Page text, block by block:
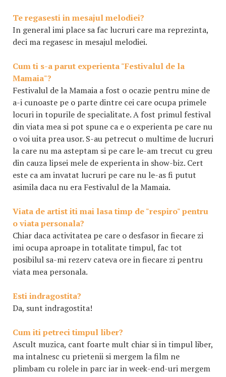
Te regasesti in mesajul melodiei?
In general imi place sa fac lucruri care ma reprezinta,
deci ma regasesc in mesajul melodiei.
Cum ti s-a parut experienta "Festivalul de la
Mamaia"?
Festivalul de la Mamaia a fost o ocazie pentru mine de
a-i cunoaste pe o parte dintre cei care ocupa primele
locuri in topurile de specialitate. A fost primul festival
din viata mea si pot spune ca e o experienta pe care nu
o voi uita prea usor. S-au petrecut o multime de lucruri
la care nu ma asteptam si pe care le-am trecut cu greu
din cauza lipsei mele de experienta in show-biz. Cert
este ca am invatat lucruri pe care nu le-as fi putut
asimila daca nu era Festivalul de la Mamaia.
Viata de artist iti mai lasa timp de "respiro" pentru
o viata personala?
Chiar daca activitatea pe care o desfasor in fiecare zi
imi ocupa aproape in totalitate timpul, fac tot
posibilul sa-mi rezerv cateva ore in fiecare zi pentru
viata mea personala.
Esti indragostita?
Da, sunt indragostita!
Cum iti petreci timpul liber?
Ascult muzica, cant foarte mult chiar si in timpul liber,
ma intalnesc cu prietenii si mergem la film ne
plimbam cu rolele in parc iar in week-end-uri mergem